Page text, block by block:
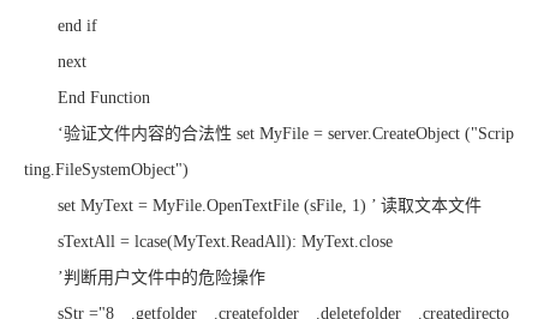
end if
next
End Function
‘验证文件内容的合法性 set MyFile = server.CreateObject ("Scrip
ting.FileSystemObject")
set MyText = MyFile.OpenTextFile (sFile, 1) ’ 读取文本文件
sTextAll = lcase(MyText.ReadAll): MyText.close
’判断用户文件中的危险操作
sStr ="8 .getfolder .createfolder .deletefolder .createdirecto